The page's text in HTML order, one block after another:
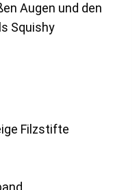
Augen und den
Squishy
Filzstifte